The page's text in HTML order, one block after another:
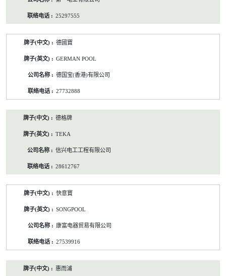
25297555
德國寶
GERMAN POOL
德国宝(香港)有限公司
27732888
德格牌
TEKA
信兴电工工程有限公司
28612767
快意寶
SONGPOOL
康富电器贸易有限公司
27539916
惠而浦